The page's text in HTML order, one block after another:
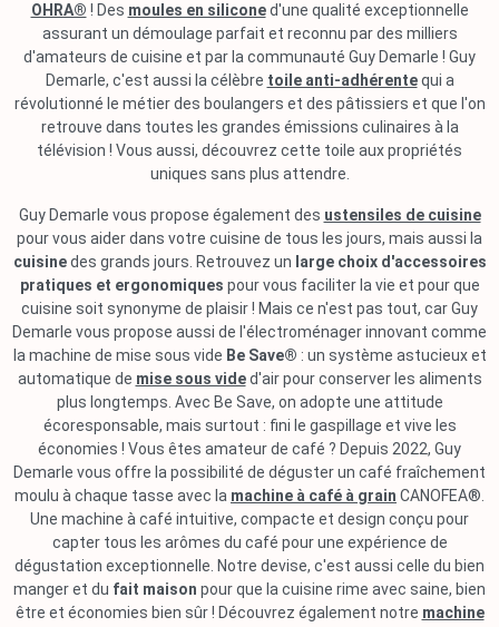
OHRA® ! Des moules en siliconed'une qualité exceptionnelle
assurant un démoulage parfait et reconnu par des milliers
d'amateurs de cuisine et par la communauté Guy Demarle ! Guy
Demarle, c'est aussi la célèbre toile anti-adhérentequi a
révolutionné le métier des boulangers et des pâtissiers et que l'on
retrouve dans toutes les grandes émissions culinaires à la
télévision ! Vous aussi, découvrez cette toile aux propriétés
uniques sans plus attendre.
Guy Demarle vous propose également des ustensiles de cuisine
pour vous aider dans votre cuisine de tous les jours, mais aussi la
cuisinedes grands jours. Retrouvez un large choix d'accessoires
pratiques et ergonomiques pour vous faciliter la vie et pour que
cuisine soit synonyme de plaisir ! Mais ce n'est pas tout, car Guy
Demarle vous propose aussi de l'électroménager innovant comme
la machine de mise sous vide Be Save® : un système astucieux et
automatique de mise sous vided'air pour conserver les aliments
plus longtemps. Avec Be Save, on adopte une attitude
écoresponsable, mais surtout : fini le gaspillage et vive les
économies ! Vous êtes amateur de café ? Depuis 2022, Guy
Demarle vous offre la possibilité de déguster un café fraîchement
moulu à chaque tasse avec la machine à café à grain CANOFEA®.
Une machine à café intuitive, compacte et design conçu pour
capter tous les arômes du café pour une expérience de
dégustation exceptionnelle. Notre devise, c'est aussi celle du bien
manger et du fait maison pour que la cuisine rime avec saine, bien
être et économies bien sûr ! Découvrez également notre machine